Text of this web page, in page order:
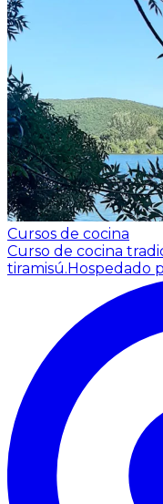
Cursos de cocina
Curso de cocina
tiramisú. Hospedado